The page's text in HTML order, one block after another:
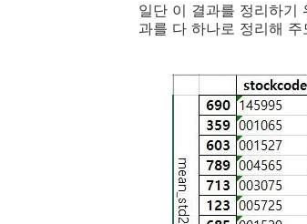
일단 이 결과를 정리하기
과를 다 하나로 정리해 주